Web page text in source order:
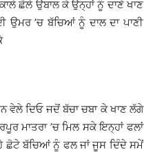
ਛੋਲੇ ਉਬਾਲ ਕੇ ਉਨ੍ਹਾਂ ਨੂੰ ਦਾਣੇ ਖਾਣ
ਉਮਰ ’ਚ ਬੱਚਿਆਂ ਨੂੰ ਦਾਲ ਦਾ ਪਾਣੀ
ਵੇਲੇ ਦਿਓ ਜਦੋਂ ਬੱਚਾ ਚਬਾ ਕੇ ਖਾਣ ਲੱਗੇ
ਮਾਤਰਾ ’ਚ ਮਿਲ ਸਕੇ ਇਨ੍ਹਾਂ ਫਲਾਂ
ਹੈ ਛੋਟੇ ਬੱਚਿਆਂ ਨੂੰ ਫਲ ਜਾਂ ਜੂਸ ਦਿੰਦੇ ਸਮੇਂ